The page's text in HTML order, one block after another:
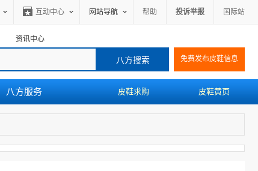
互动中心 网站导航 帮助 投诉举报 国际站
免费发布皮鞋信息
资讯中心
八方服务 皮鞋黄页
皮鞋求购